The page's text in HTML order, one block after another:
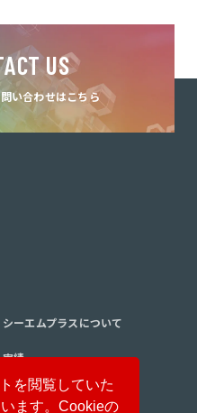
US
い合わせはこちら
シーエムプラスについて
実績
コラム
を閲覧していた
ます。Cookieの